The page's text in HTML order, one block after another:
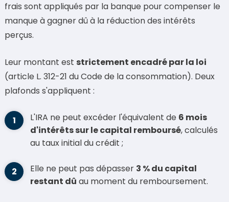
frais sont appliqués par la banque pour compenser le
manque à gagner dû à la réduction des intérêts
perçus.
Leur montant est strictement encadré par la loi
(article L. 312-21 du Code de la consommation). Deux
plafonds s'appliquent :
L'IRA ne peut excéder l'équivalent de 6 mois
d'intérêts sur le capital remboursé, calculés
au taux initial du crédit ;
Elle ne peut pas dépasser 3 % du capital
restant dû au moment du remboursement.